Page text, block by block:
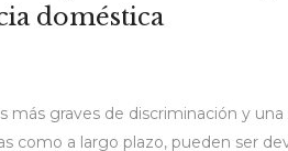
doméstica
graves de discriminación y
como a largo plazo, pueden ser